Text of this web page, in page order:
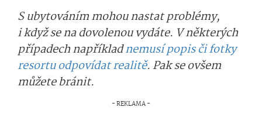
S ubytováním mohou nastat problémy,
i když se na dovolenou vydáte. V některých
případech napříkladnemusí popis či fotky
resortu odpovídat realitě. Pak se ovšem
můžete bránit.